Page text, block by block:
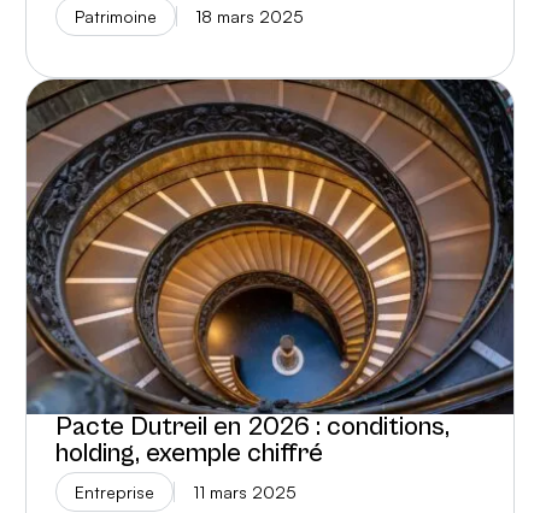
Patrimoine 18 mars 2025
Pacte Dutreil en 2026 : conditions,
holding, exemple chiffré
Entreprise 11 mars 2025